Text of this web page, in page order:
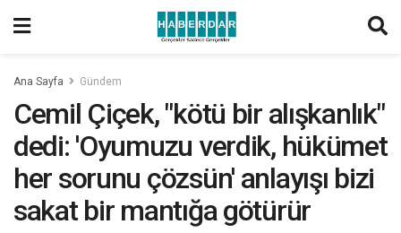
Ana Sayfa Gündem
Cemil Çiçek, "kötü bir alışkanlık"
dedi: 'Oyumuzu verdik, hükümet
her sorunu çözsün' anlayışı bizi
sakat bir mantığa götürür